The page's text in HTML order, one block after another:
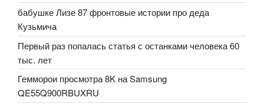
бабушке Лизе 87 фронтовые истории про деда
Кузьмича
Первый раз попалась статья с останками человека 60
тыс. лет
Гемморои просмотра 8K на Samsung
QE55Q900RBUXRU